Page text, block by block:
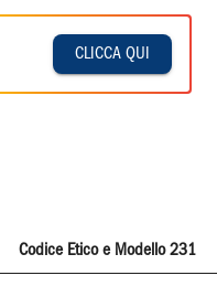
CLICCA QUI
Codice Etico e Modello 231